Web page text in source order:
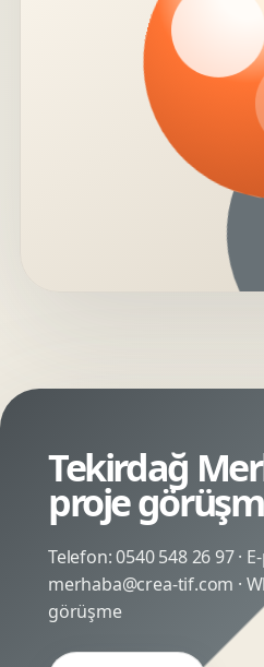
Tekirdağ
proje
Telefon:0540 548 26 97·
merhaba@crea-tif.com ·
görüşme